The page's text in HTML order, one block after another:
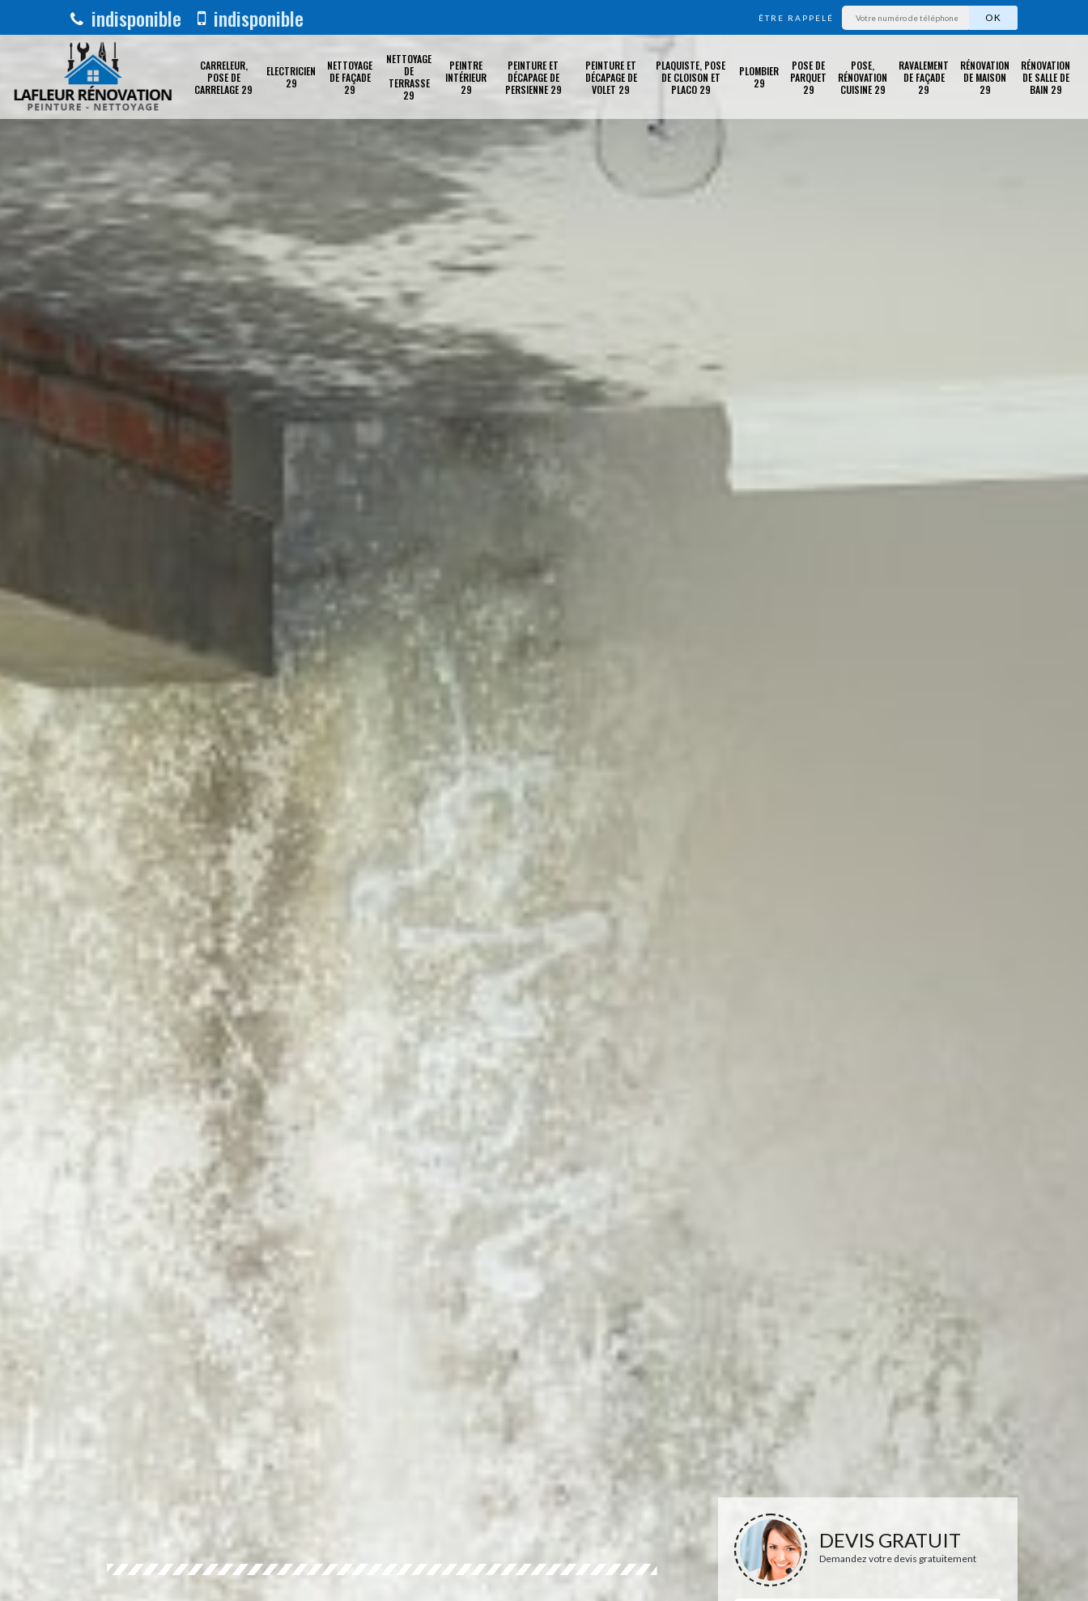
indisponible indisponible ÊTRE RAPPELÉ
CARRELEUR,
POSE DE
CARRELAGE 29
ELECTRICIEN
29
NETTOYAGE
DE FAÇADE
29
NETTOYAGE
DE
TERRASSE
29
PEINTRE
INTÉRIEUR
29
PEINTURE ET
DÉCAPAGE DE
PERSIENNE 29
PEINTURE ET
DÉCAPAGE DE
VOLET 29
PLAQUISTE, POSE
DE CLOISON ET
PLACO 29
PLOMBIER
29
POSE DE
PARQUET
29
POSE,
RÉNOVATION
CUISINE 29
RAVALEMENT
DE FAÇADE
29
RÉNOVATION
DE MAISON
29
RÉNOVATION
DE SALLE DE
BAIN 29
DEVIS GRATUIT
Demandez votre devis gratuitement